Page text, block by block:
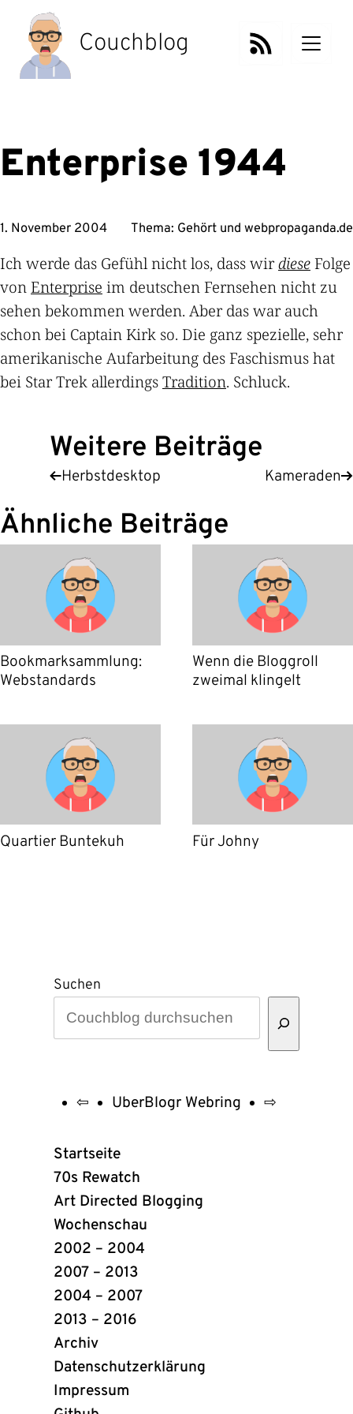
Inhalt
springen
Couchblog
Enterprise 1944
1. November 2004 Thema: Gehört und webpropaganda.de
Ich werde das Gefühl nicht los, dass wirdieseFolge
vonEnterprise im deutschen Fernsehen nicht zu
sehen bekommen werden. Aber das war auch
schon bei Captain Kirk so. Die ganz spezielle, sehr
amerikanische Aufarbeitung des Faschismus hat
bei Star Trek allerdingsTradition. Schluck.
Weitere Beiträge
Herbstdesktop Kameraden
Ähnliche Beiträge
Bookmarksammlung:
Webstandards
Wenn die Bloggroll
zweimal klingelt
Quartier Buntekuh Für Johny
Suchen
UberBlogr
Webring
Links
⇦ UberBlogr Webring ⇨
Startseite
70s Rewatch
Art Directed Blogging
Wochenschau
2002 – 2004
2007 – 2013
2004 – 2007
2013 – 2016
Archiv
Datenschutzerklärung
Impressum